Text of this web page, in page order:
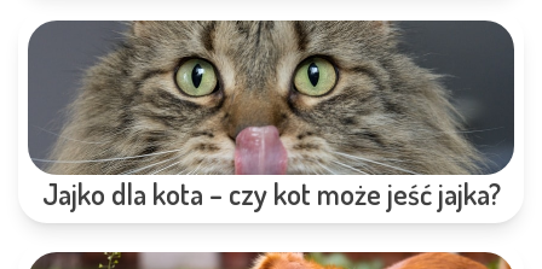
Jajko dla kota – czy kot może jeść jajka?